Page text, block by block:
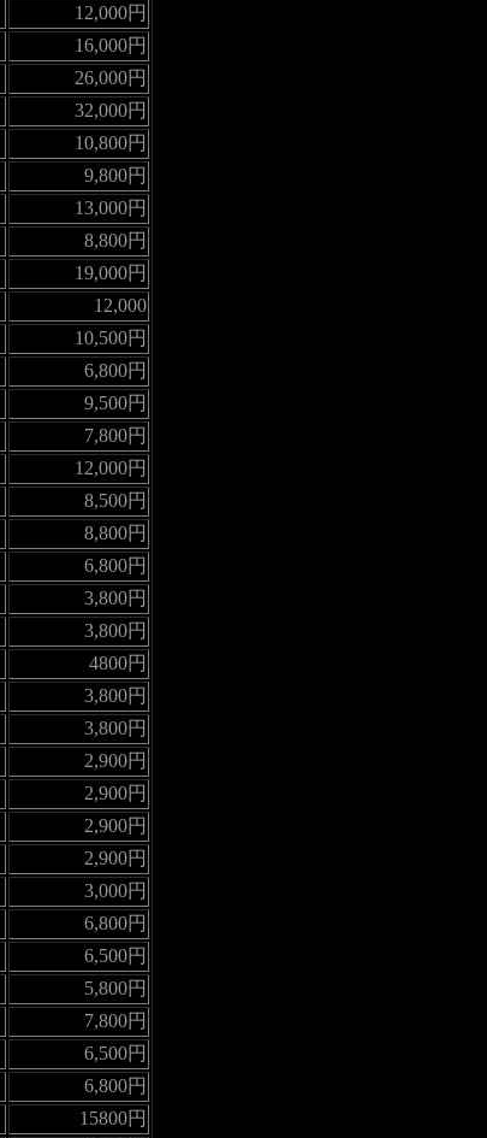
12,000円
16,000円
26,000円
32,000円
10,800円
9,800円
13,000円
8,800円
19,000円
12,000
10,500円
6,800円
9,500円
7,800円
12,000円
8,500円
8,800円
6,800円
3,800円
3,800円
4800円
3,800円
3,800円
2,900円
2,900円
2,900円
2,900円
3,000円
6,800円
6,500円
5,800円
7,800円
6,500円
6,800円
15800円